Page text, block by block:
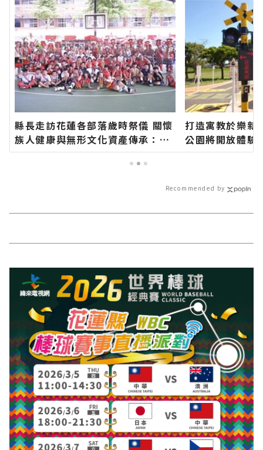
縣長走訪花蓮各部落歲時祭儀 關懷
族人健康與無形文化資產傳承：幸
福要延續、建設要繼續！∣花蓮新
聞網官方網站各類新聞－最快速的
打造寓教於樂新
公園將開放體
網站各類新聞－
Recommended by